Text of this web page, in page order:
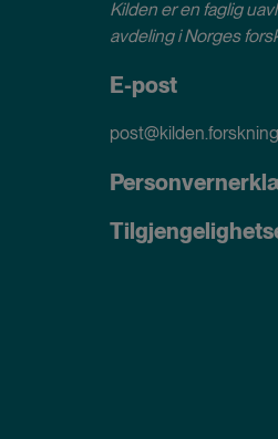
Kilden er en faglig
avdeling iNorges
E-post